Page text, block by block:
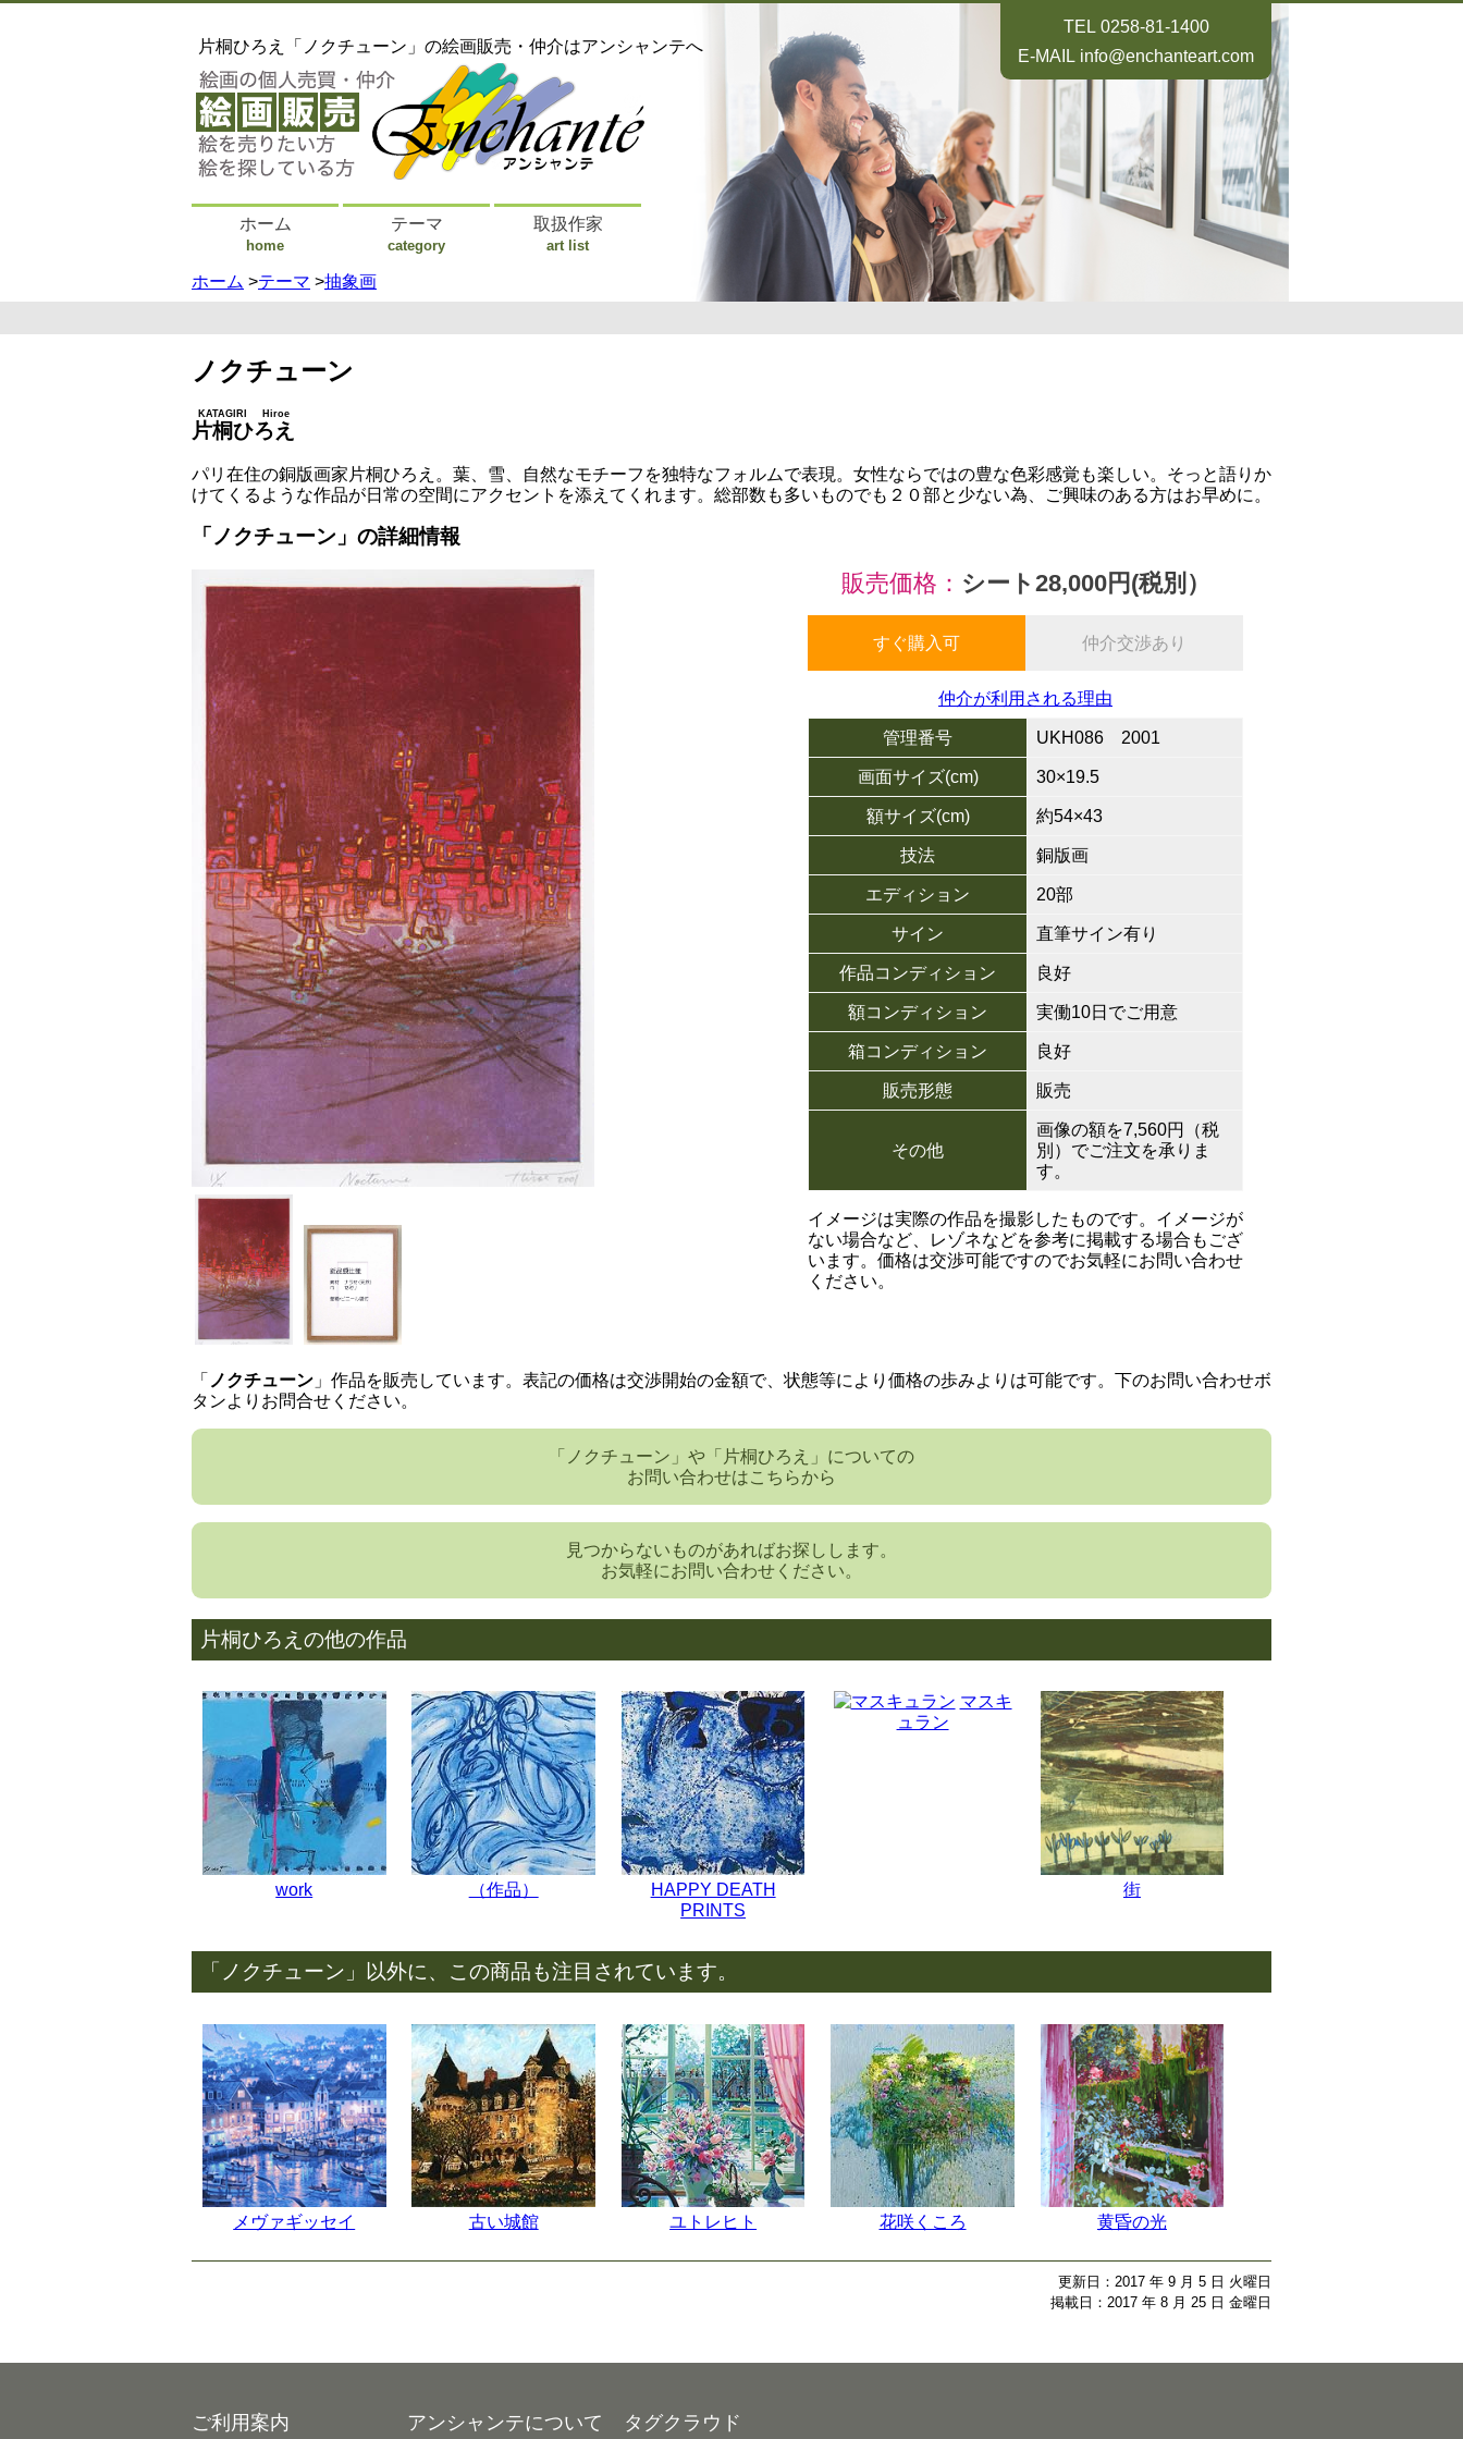
TEL 0258-81-1400
E-MAIL info@enchanteart.com
片桐ひろえ「ノクチューン」の絵画販売・仲介はアンシャンテへ
ホーム
home
テーマ
category
取扱作家
art list
ホーム >テーマ >抽象画
ノクチューン
片桐ひろえ
KATAGIRI Hiroe
パリ在住の銅版画家片桐ひろえ。葉、雪、自然なモチーフを独特なフォルムで表現。女性ならではの豊な色彩感覚も楽しい。そっと語りか
けてくるような作品が日常の空間にアクセントを添えてくれます。総部数も多いものでも２０部と少ない為、ご興味のある方はお早めに。
「ノクチューン」の詳細情報
販売価格： シート28,000円(税別）
すぐ購入可 仲介交渉あり
仲介が利用される理由
管理番号 UKH086 2001
画面サイズ(cm) 30×19.5
額サイズ(cm) 約54×43
技法 銅版画
エディション 20部
サイン 直筆サイン有り
作品コンディション 良好
額コンディション 実働10日でご用意
箱コンディション 良好
販売形態 販売
その他
画像の額を7,560円（税
別）でご注文を承りま
す。
イメージは実際の作品を撮影したものです。イメージが
ない場合など、レゾネなどを参考に掲載する場合もござ
います。価格は交渉可能ですのでお気軽にお問い合わせ
ください。
「 ノクチューン 」作品を販売しています。表記の価格は交渉開始の金額で、状態等により価格の歩みよりは可能です。下のお問い合わせボ
タンよりお問合せください。
「ノクチューン」や「片桐ひろえ」についての
お問い合わせはこちらから
見つからないものがあればお探しします。
お気軽にお問い合わせください。
片桐ひろえの他の作品
work （作品）
HAPPY DEATH
PRINTS
マスキ
ュラン
街
「ノクチューン」以外に、この商品も注目されています。
メヴァギッセイ 古い城館 ユトレヒト 花咲くころ 黄昏の光
更新日：2017 年 9 月 5 日 火曜日
掲載日：2017 年 8 月 25 日 金曜日
ご利用案内 アンシャンテについて タグクラウド